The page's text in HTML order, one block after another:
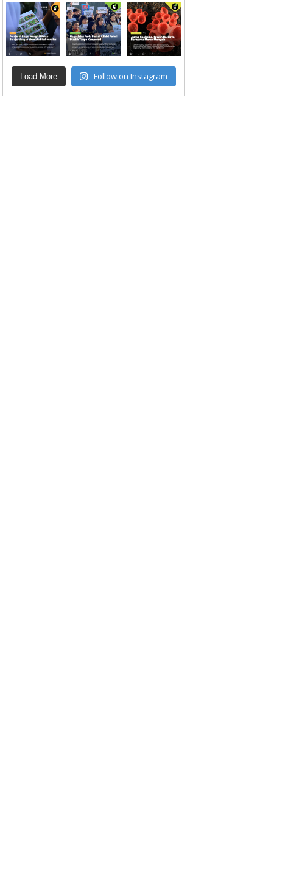
Load More Follow on Instagram